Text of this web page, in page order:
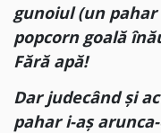
gunoiul (un
popcorn goală
Fără apă!
Dar judecând și
pahar i-aș